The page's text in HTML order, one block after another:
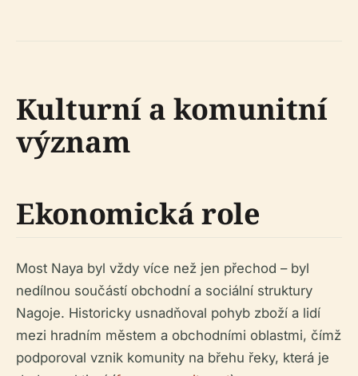
Kulturní a komunitní
význam
Ekonomická role
Most Naya byl vždy více než jen přechod – byl
nedílnou součástí obchodní a sociální struktury
Nagoje. Historicky usnadňoval pohyb zboží a lidí
mezi hradním městem a obchodními oblastmi, čímž
podporoval vznik komunity na břehu řeky, která je